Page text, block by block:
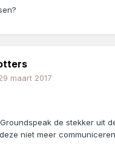
maart 2017
de stekker uit
niet meer